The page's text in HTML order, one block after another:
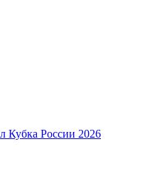
Кубка России 2026